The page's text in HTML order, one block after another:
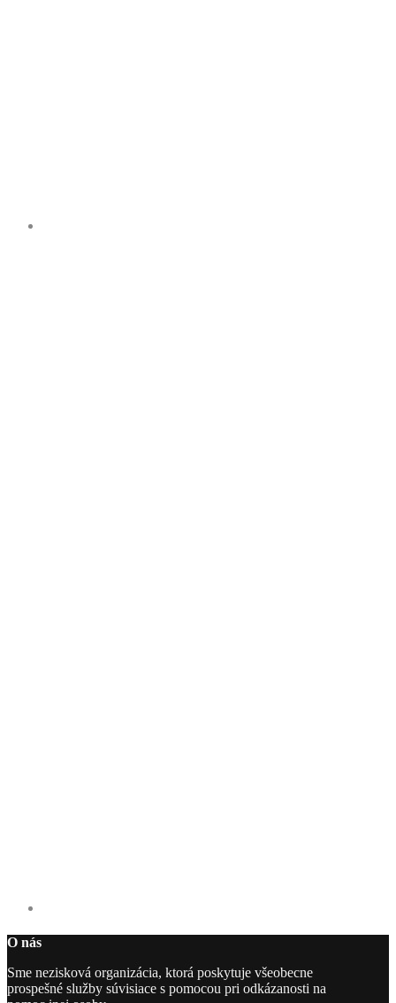
O nás
Sme nezisková organizácia, ktorá poskytuje všeobecne
prospešné služby súvisiace s pomocou pri odkázanosti na